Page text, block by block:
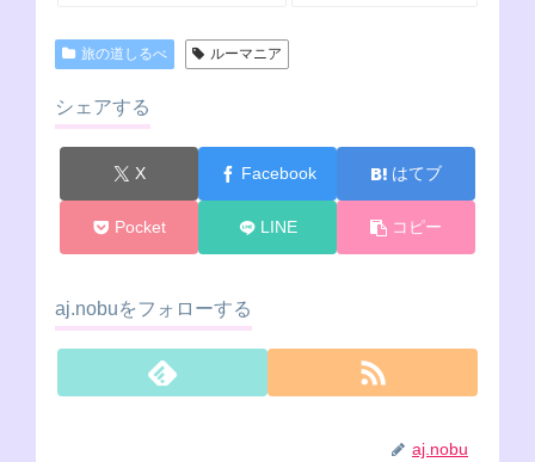
旅の道しるべ ルーマニア
シェアする
X Facebook はてブ
Pocket LINE コピー
aj.nobuをフォローする
aj.nobu